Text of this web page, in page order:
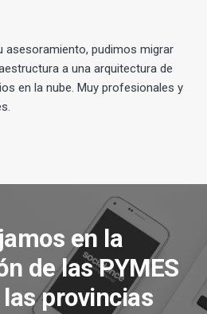
asesoramiento, pudimos migrar
a una arquitectura de
en la nube. Muy profesionales y
en la
de las PYMES
provincias